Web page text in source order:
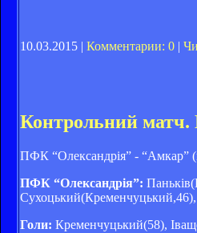
10.03.2015 | Комментарии: 0 |
Контрольний
ПФК “Олександрія” - “Амкар”
ПФК “Олександрія”:
Голи: Кременчуцький(58),